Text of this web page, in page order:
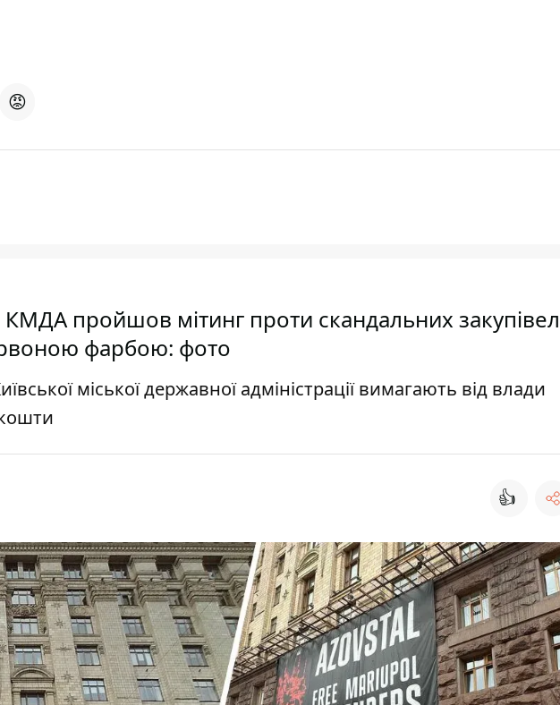
😡
КМДА пройшов мітинг проти скандальних
фарбою: фото
міської державної адміністрації вимагають від влади
👍